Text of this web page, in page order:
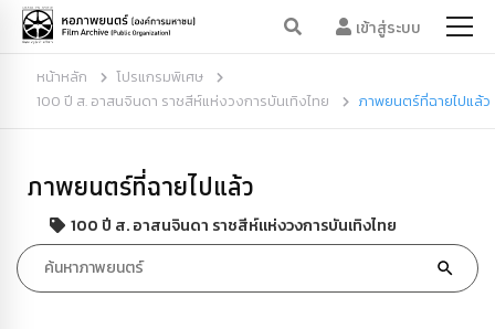
เข้าสู่ระบบ
หน้าหลัก
โปรแกรมพิเศษ
100 ปี ส. อาสนจินดา ราชสีห์แห่งวงการบันเทิงไทย
ภาพยนตร์ที่ฉายไปแล้ว
ภาพยนตร์ที่ฉายไปแล้ว
100 ปี ส. อาสนจินดา ราชสีห์แห่งวงการบันเทิงไทย